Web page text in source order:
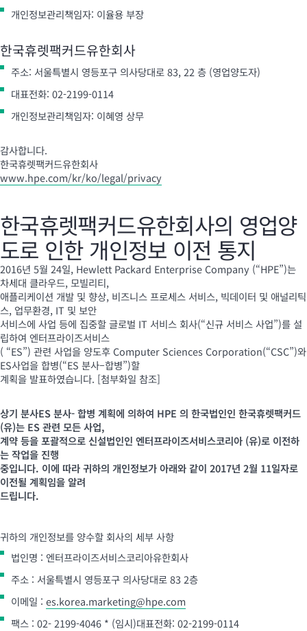
개인정보관리책임자: 이율용 부장
한국휴렛팩커드유한회사
주소: 서울특별시 영등포구 의사당대로 83, 22 층 (영업양도자)
대표전화: 02-2199-0114
개인정보관리책임자: 이혜영 상무
감사합니다.
한국휴렛팩커드유한회사
www.hpe.com/kr/ko/legal/privacy
한국휴렛팩커드유한회사의 영업양
도로 인한 개인정보 이전 통지
2016년 5월 24일, Hewlett Packard Enterprise Company (“HPE”)는
차세대 클라우드, 모빌리티,
애플리케이션 개발 및 향상, 비즈니스 프로세스 서비스, 빅데이터 및 애널리틱
스, 업무환경, IT 및 보안
서비스에 사업 등에 집중할 글로벌 IT 서비스 회사(“신규 서비스 사업”)를 설
립하여 엔터프라이즈서비스
( “ES”) 관련 사업을 양도후 Computer Sciences Corporation(“CSC”)와
ES사업을 합병(“ES 분사–합병”)할
계획을 발표하였습니다. [첨부화일 참조]
상기 분사ES 분사- 합병 계획에 의하여 HPE 의 한국법인인 한국휴렛팩커드
(유)는 ES 관련 모든 사업,
계약 등을 포괄적으로 신설법인인 엔터프라이즈서비스코리아 (유)로 이전하
는 작업을 진행
중입니다. 이에 따라 귀하의 개인정보가 아래와 같이 2017년 2월 11일자로
이전될 계획임을 알려
드립니다.
귀하의 개인정보를 양수할 회사의 세부 사항
법인명 : 엔터프라이즈서비스코리아유한회사
주소 : 서울특별시 영등포구 의사당대로 83 2층
이메일 : es.korea.marketing@hpe.com
팩스 : 02- 2199-4046 * (임시)대표전화: 02-2199-0114